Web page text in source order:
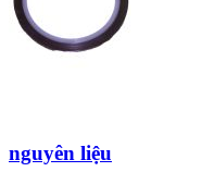
nguyên liệu